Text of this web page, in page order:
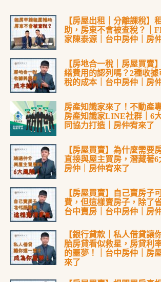
【房屋出租｜分離課稅】
助，房東不會被查稅？｜
家陳泰源｜台中房仲｜房
【房地合一稅｜房屋買賣
繕費用的認列嗎？2種收
稅的成本｜台中房仲｜房
房產知識家來了！不動產
房產知識家LINE社群｜6
同協力打造｜房仲宥來了
【房屋買賣】為什麼需要
直接與屋主買房，潛藏著
房仲｜房仲宥來了
【房屋買賣】自己賣房子
費，但這樣賣房子，除了
台中賣房｜台中房仲｜房
【銀行貸款｜私人借貸讓
胎房貸看似救星，房貸利
的噩夢！｜台中房仲｜房
來了